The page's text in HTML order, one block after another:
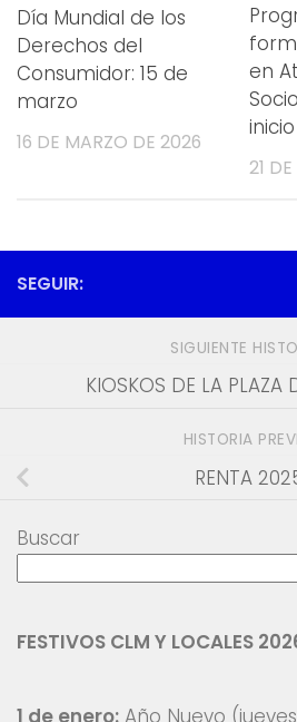
Día Mundial de los
Derechos del
Consumidor: 15 de
marzo
16 DE MARZO DE 2026
en
21
SEGUIR:
SIGUIENTE
KIOSKOS DE LA PLAZA
HISTORIA
RENTA
Buscar
FESTIVOS CLM Y LOCALES